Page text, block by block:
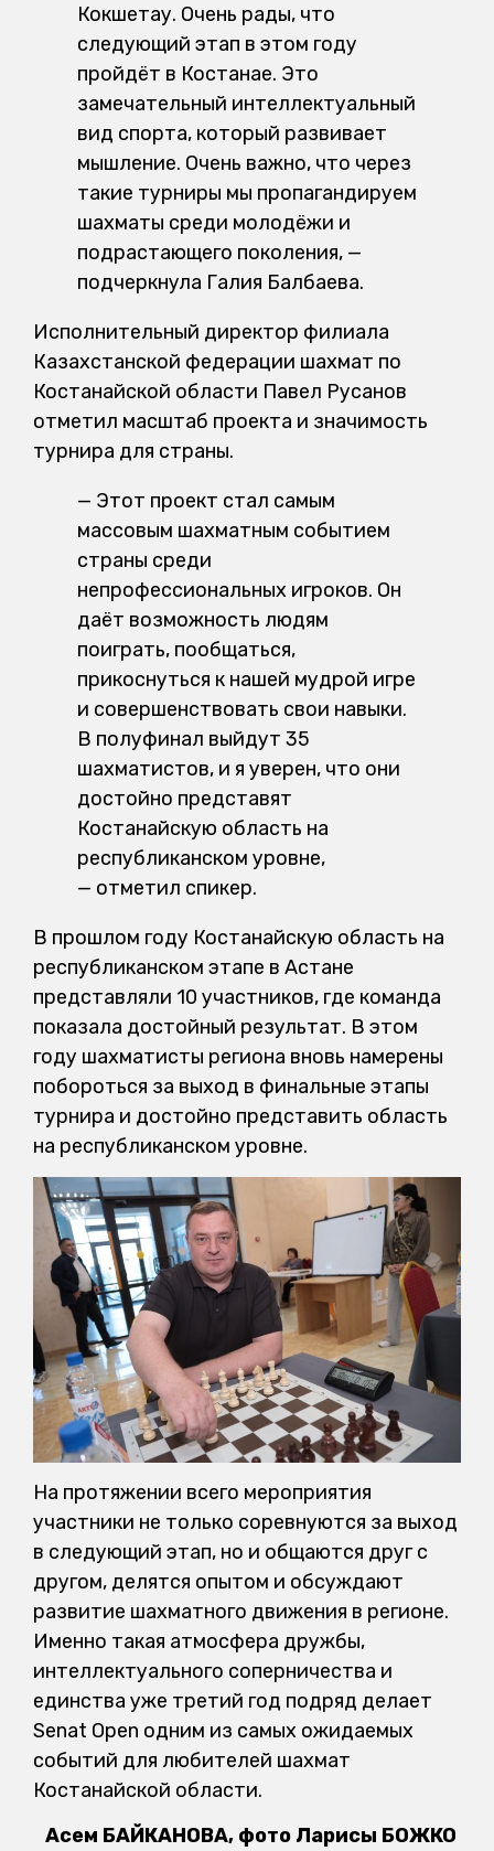
Кокшетау. Очень рады, что
следующий этап в этом году
пройдёт в Костанае. Это
замечательный интеллектуальный
вид спорта, который развивает
мышление. Очень важно, что через
такие турниры мы пропагандируем
шахматы среди молодёжи и
подрастающего поколения, —
подчеркнула Галия Балбаева.
Исполнительный директор филиала
Казахстанской федерации шахмат по
Костанайской области Павел Русанов
отметил масштаб проекта и значимость
турнира для страны.
— Этот проект стал самым
массовым шахматным событием
страны среди
непрофессиональных игроков. Он
даёт возможность людям
поиграть, пообщаться,
прикоснуться к нашей мудрой игре
и совершенствовать свои навыки.
В полуфинал выйдут 35
шахматистов, и я уверен, что они
достойно представят
Костанайскую область на
республиканском уровне,
— отметил спикер.
В прошлом году Костанайскую область на
республиканском этапе в Астане
представляли 10 участников, где команда
показала достойный результат. В этом
году шахматисты региона вновь намерены
побороться за выход в финальные этапы
турнира и достойно представить область
на республиканском уровне.
На протяжении всего мероприятия
участники не только соревнуются за выход
в следующий этап, но и общаются друг с
другом, делятся опытом и обсуждают
развитие шахматного движения в регионе.
Именно такая атмосфера дружбы,
интеллектуального соперничества и
единства уже третий год подряд делает
Senat Open одним из самых ожидаемых
событий для любителей шахмат
Костанайской области.
Асем БАЙКАНОВА, фото Ларисы БОЖКО